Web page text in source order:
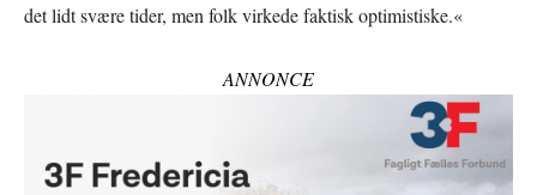
det lidt svære tider, men folk virkede faktisk optimistiske.«
ANNONCE